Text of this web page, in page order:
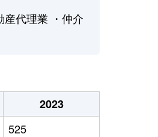
産代理業 ・仲介
2023
525